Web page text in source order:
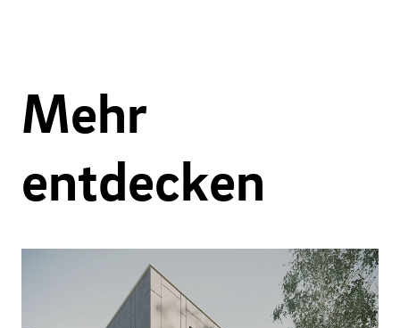
Mehr
entdecken